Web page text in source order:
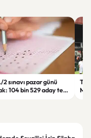
sınavı pazar günü
104 bin 529 aday ter